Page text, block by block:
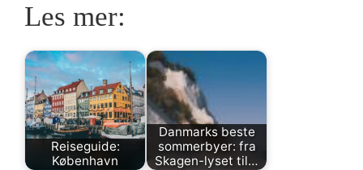
Les mer:
Reiseguide:
København
Danmarks beste
sommerbyer: fra
Skagen-lyset til…